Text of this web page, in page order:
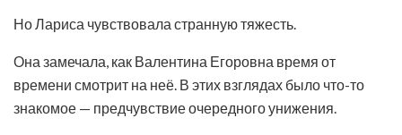
Но Лариса чувствовала странную тяжесть.
Она замечала, как Валентина Егоровна время от
времени смотрит на неё. В этих взглядах было что-то
знакомое — предчувствие очередного унижения.